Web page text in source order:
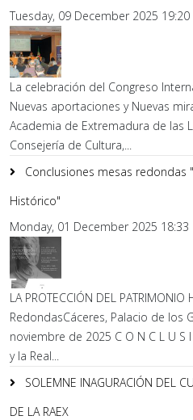
Tuesday, 09 December 2025 19:20
La celebración del Congreso
Nuevas aportaciones y Nuevas
Academia de Extremadura de las
Consejería de Cultura,...
Conclusiones mesas redondas
Histórico"
Monday, 01 December 2025 18:33
LA PROTECCIÓN DEL
RedondasCáceres, Palacio de los
noviembre de 2025 C O N C L U S
y la Real...
SOLEMNE INAGURACIÓN DEL
DE LA RAEX